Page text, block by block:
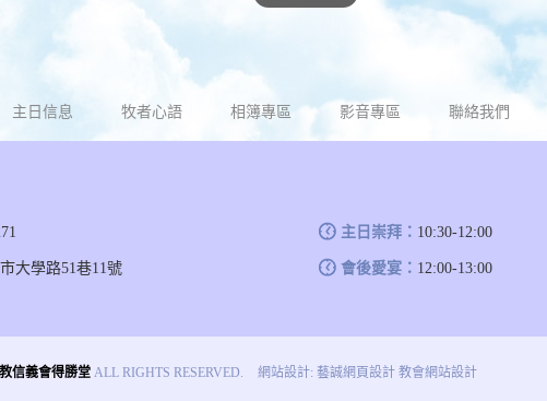
主日信息 牧者心語 相簿專區 影音專區 聯絡我們
主日崇拜： 10:30-12:00
大學路51巷11號 會後愛宴： 12:00-13:00
信義會得勝堂ALL RIGHTS RESERVED. 網站設計: 藝誠網頁設計 教會網站設計